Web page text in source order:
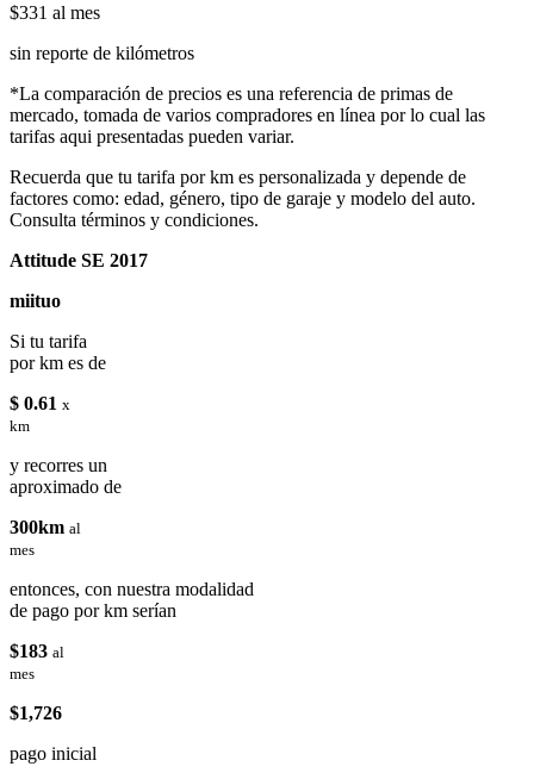
$331 al mes
sin reporte de kilómetros
*La comparación de precios es una referencia de primas de
mercado, tomada de varios compradores en línea por lo cual las
tarifas aqui presentadas pueden variar.
Recuerda que tu tarifa por km es personalizada y depende de
factores como: edad, género, tipo de garaje y modelo del auto.
Consulta términos y condiciones.
Attitude SE 2017
miituo
Si tu tarifa
por km es de
$ 0.61 x
km
y recorres un
aproximado de
300km al
mes
entonces, con nuestra modalidad
de pago por km serían
$183 al
mes
$1,726
pago inicial